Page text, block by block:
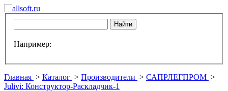
Например:
Главная > Каталог > Производители > САПРЛЕГПРОМ >
Julivi: Конструктор-Раскладчик-1